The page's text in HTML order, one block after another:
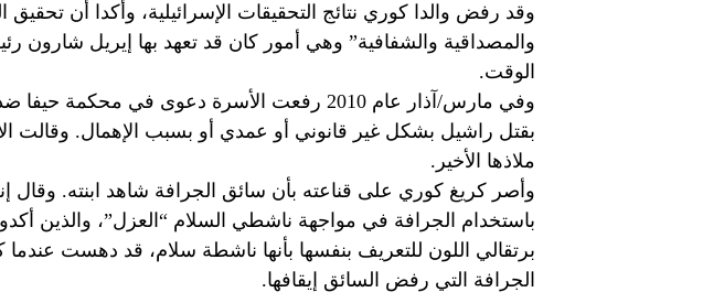
وقد رفض والدا كوري نتائج التحقيقات الإسرائيلية، وأكدا أن تحقيق
والمصداقية والشفافية” وهي أمور كان قد تعهد بها إيريل شارون
الوقت.
وفي مارس/آذار عام 2010 رفعت الأسرة دعوى في
بقتل راشيل بشكل غير قانوني أو عمدي أو بسبب الإهمال. وقالت
ملاذها الأخير.
وأصر كريغ كوري على قناعته بأن سائق الجرافة شاهد ابنته. وقال
باستخدام الجرافة في مواجهة ناشطي السلام “العزل”، والذين
برتقالي اللون للتعريف بنفسها بأنها ناشطة سلام، قد دهست
الجرافة التي رفض السائق إيقافها.